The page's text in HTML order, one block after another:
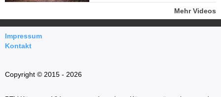
Mehr Videos
Impressum
Kontakt
Copyright © 2015 - 2026